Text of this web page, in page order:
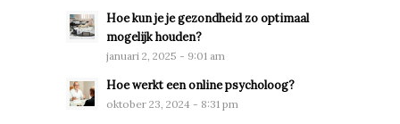
Hoe kun je je gezondheid zo optimaal
mogelijk houden?
januari 2, 2025 - 9:01 am
Hoe werkt een online psycholoog?
oktober 23, 2024 - 8:31 pm